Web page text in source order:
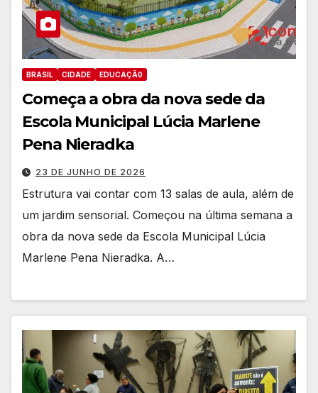
BRASIL CIDADE EDUCAÇÃ0
Começa a obra da nova sede da
Escola Municipal Lúcia Marlene
Pena Nieradka
23 DE JUNHO DE 2026
Estrutura vai contar com 13 salas de aula, além de
um jardim sensorial. Começou na última semana a
obra da nova sede da Escola Municipal Lúcia
Marlene Pena Nieradka. A…